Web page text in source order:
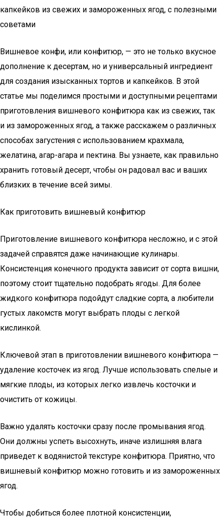
капкейков из свежих и замороженных ягод, с полезными
советами
Вишневое конфи, или конфитюр, — это не только вкусное
дополнение к десертам, но и универсальный ингредиент
для создания изысканных тортов и капкейков. В этой
статье мы поделимся простыми и доступными рецептами
приготовления вишневого конфитюра как из свежих, так
и из замороженных ягод, а также расскажем о различных
способах загустения с использованием крахмала,
желатина, агар-агара и пектина. Вы узнаете, как правильно
хранить готовый десерт, чтобы он радовал вас и ваших
близких в течение всей зимы.
Как приготовить вишневый конфитюр
Приготовление вишневого конфитюра несложно, и с этой
задачей справятся даже начинающие кулинары.
Консистенция конечного продукта зависит от сорта вишни,
поэтому стоит тщательно подобрать ягоды. Для более
жидкого конфитюра подойдут сладкие сорта, а любители
густых лакомств могут выбрать плоды с легкой
кислинкой.
Ключевой этап в приготовлении вишневого конфитюра —
удаление косточек из ягод. Лучше использовать спелые и
мягкие плоды, из которых легко извлечь косточки и
очистить от кожицы.
Важно удалять косточки сразу после промывания ягод.
Они должны успеть высохнуть, иначе излишняя влага
приведет к водянистой текстуре конфитюра. Приятно, что
вишневый конфитюр можно готовить и из замороженных
ягод.
Чтобы добиться более плотной консистенции,